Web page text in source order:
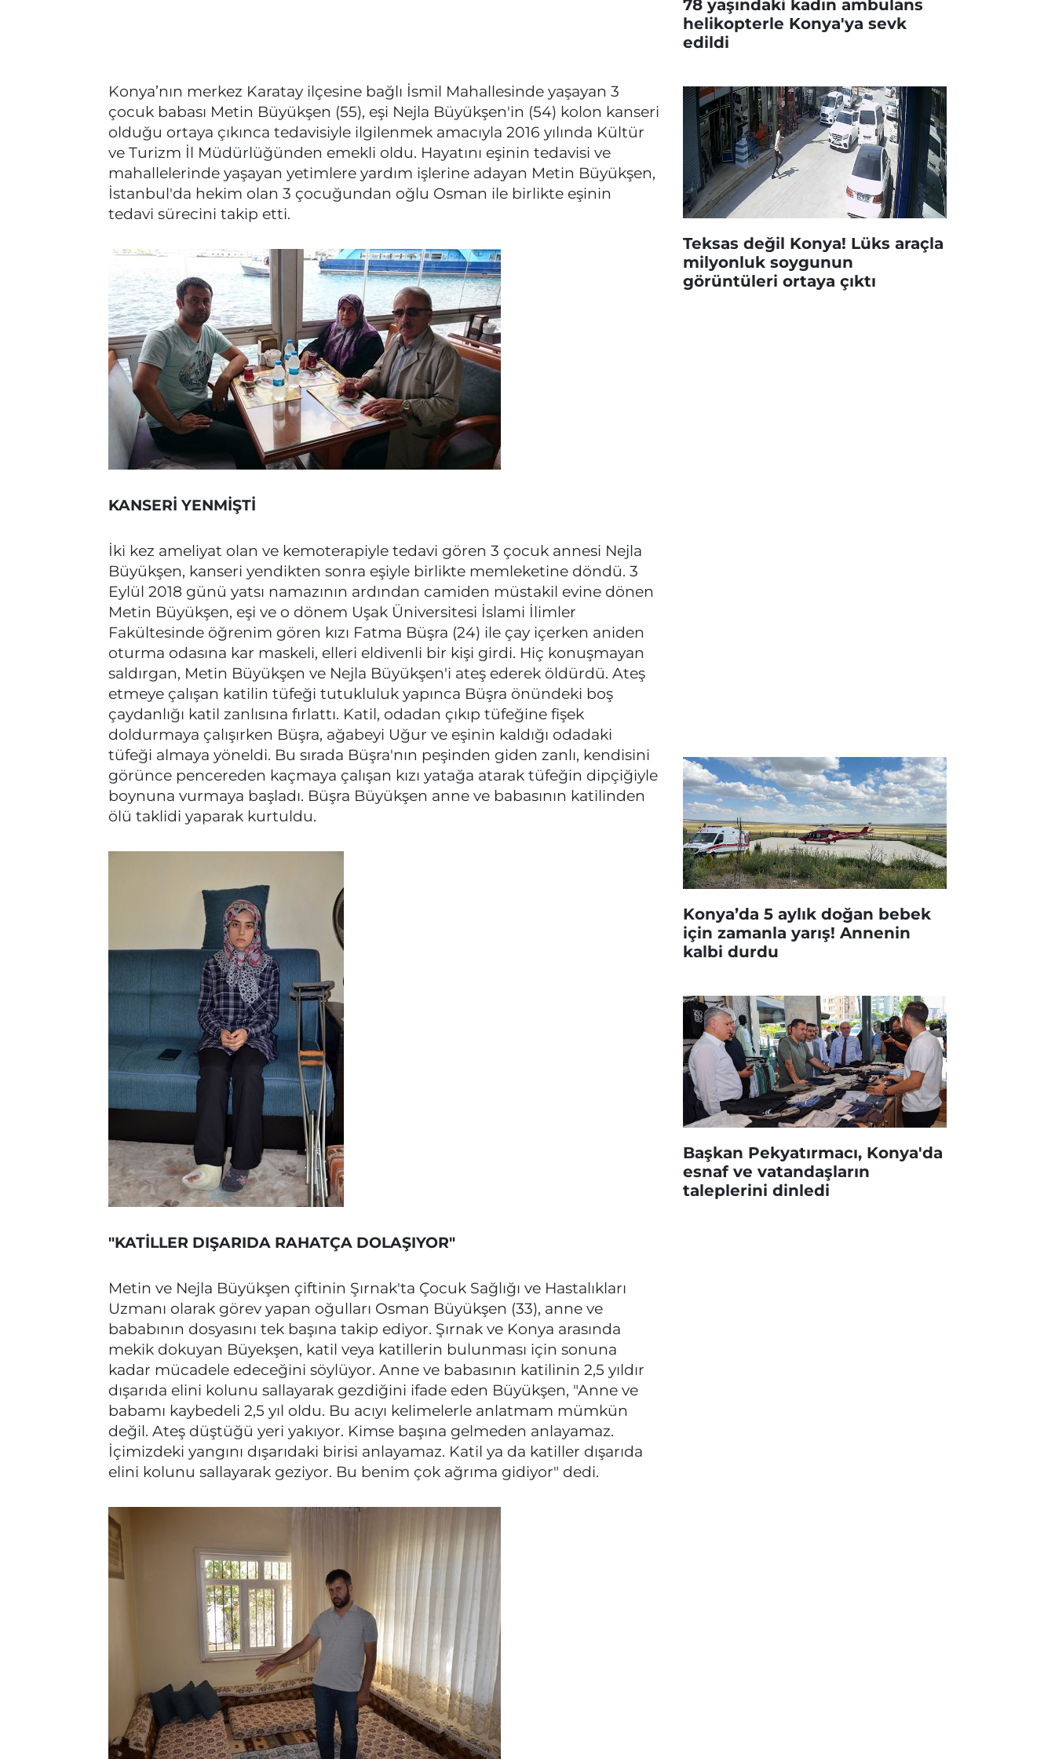
Konya’nın merkez Karatay ilçesine bağlı İsmil Mahallesinde yaşayan 3
çocuk babası Metin Büyükşen (55), eşi Nejla Büyükşen'in (54) kolon kanseri
olduğu ortaya çıkınca tedavisiyle ilgilenmek amacıyla 2016 yılında Kültür
ve Turizm İl Müdürlüğünden emekli oldu. Hayatını eşinin tedavisi ve
mahallelerinde yaşayan yetimlere yardım işlerine adayan Metin Büyükşen,
İstanbul'da hekim olan 3 çocuğundan oğlu Osman ile birlikte eşinin
tedavi sürecini takip etti.
KANSERİ YENMİŞTİ
İki kez ameliyat olan ve kemoterapiyle tedavi gören 3 çocuk annesi Nejla
Büyükşen, kanseri yendikten sonra eşiyle birlikte memleketine döndü. 3
Eylül 2018 günü yatsı namazının ardından camiden müstakil evine dönen
Metin Büyükşen, eşi ve o dönem Uşak Üniversitesi İslami İlimler
Fakültesinde öğrenim gören kızı Fatma Büşra (24) ile çay içerken aniden
oturma odasına kar maskeli, elleri eldivenli bir kişi girdi. Hiç konuşmayan
saldırgan, Metin Büyükşen ve Nejla Büyükşen'i ateş ederek öldürdü. Ateş
etmeye çalışan katilin tüfeği tutukluluk yapınca Büşra önündeki boş
çaydanlığı katil zanlısına fırlattı. Katil, odadan çıkıp tüfeğine fişek
doldurmaya çalışırken Büşra, ağabeyi Uğur ve eşinin kaldığı odadaki
tüfeği almaya yöneldi. Bu sırada Büşra'nın peşinden giden zanlı, kendisini
görünce pencereden kaçmaya çalışan kızı yatağa atarak tüfeğin dipçiğiyle
boynuna vurmaya başladı. Büşra Büyükşen anne ve babasının katilinden
ölü taklidi yaparak kurtuldu.
"KATİLLER DIŞARIDA RAHATÇA DOLAŞIYOR"
Metin ve Nejla Büyükşen çiftinin Şırnak'ta Çocuk Sağlığı ve Hastalıkları
Uzmanı olarak görev yapan oğulları Osman Büyükşen (33), anne ve
bababının dosyasını tek başına takip ediyor. Şırnak ve Konya arasında
mekik dokuyan Büyekşen, katil veya katillerin bulunması için sonuna
kadar mücadele edeceğini söylüyor. Anne ve babasının katilinin 2,5 yıldır
dışarıda elini kolunu sallayarak gezdiğini ifade eden Büyükşen, "Anne ve
babamı kaybedeli 2,5 yıl oldu. Bu acıyı kelimelerle anlatmam mümkün
değil. Ateş düştüğü yeri yakıyor. Kimse başına gelmeden anlayamaz.
İçimizdeki yangını dışarıdaki birisi anlayamaz. Katil ya da katiller dışarıda
elini kolunu sallayarak geziyor. Bu benim çok ağrıma gidiyor" dedi.
78 yaşındaki kadın ambulans
helikopterle Konya'ya sevk
edildi
Teksas değil Konya! Lüks araçla
milyonluk soygunun
görüntüleri ortaya çıktı
Konya’da 5 aylık doğan bebek
için zamanla yarış! Annenin
kalbi durdu
Başkan Pekyatırmacı, Konya'da
esnaf ve vatandaşların
taleplerini dinledi